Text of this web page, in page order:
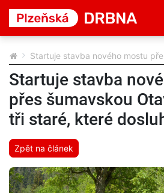
Startuje stavba nového mostu
Startuje stavba
přes šumavskou
tři staré, které
Zpět na článek